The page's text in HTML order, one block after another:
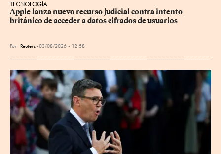
TECNOLOGÍA
Apple lanza nuevo recurso judicial contra intento
británico de acceder a datos cifrados de usuarios
Por Reuters 03/08/2026 - 12:58